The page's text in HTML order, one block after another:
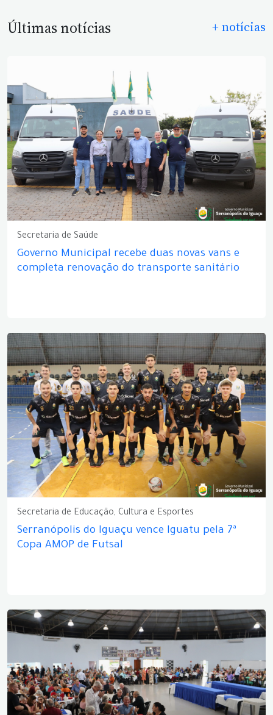
Últimas notícias + notícias
Secretaria de Saúde
Governo Municipal recebe duas novas vans e
completa renovação do transporte sanitário
Secretaria de Educação, Cultura e Esportes
Serranópolis do Iguaçu vence Iguatu pela 7ª
Copa AMOP de Futsal